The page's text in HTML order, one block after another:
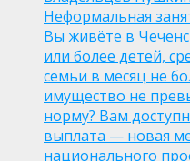
Неформальная
Вы живёте в
или более детей,
семьи в месяц не
имущество не
норму? Вам
выплата — новая
национального